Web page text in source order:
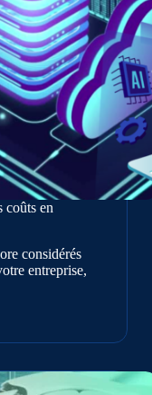
coûts en
considérés
entreprise,